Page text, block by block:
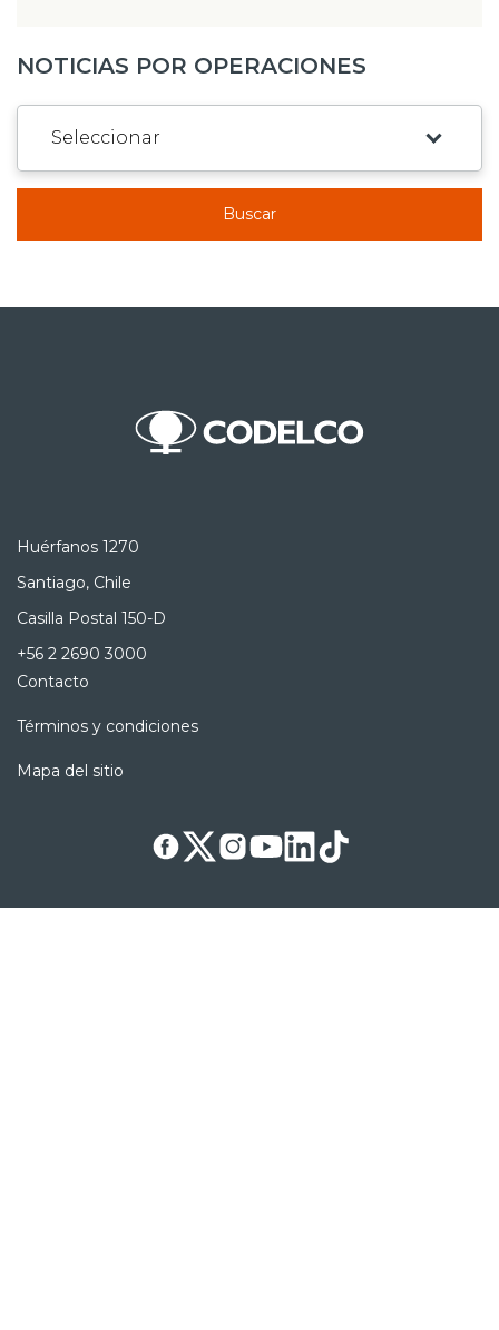
NOTICIAS POR OPERACIONES
Buscar
Huérfanos 1270
Santiago, Chile
Casilla Postal 150-D
+56 2 2690 3000
Contacto
Términos y condiciones
Mapa del sitio